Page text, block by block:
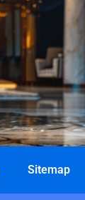
Sitemap